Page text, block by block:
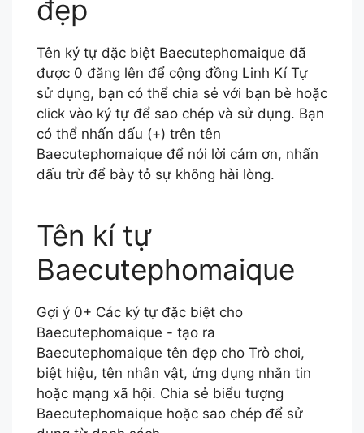
đẹp
Tên ký tự đặc biệt Baecutephomaique đã
được 0 đăng lên để cộng đồng Linh Kí Tự
sử dụng, bạn có thể chia sẻ với bạn bè hoặc
click vào ký tự để sao chép và sử dụng. Bạn
có thể nhấn dấu (+) trên tên
Baecutephomaique để nói lời cảm ơn, nhấn
dấu trừ để bày tỏ sự không hài lòng.
Tên kí tự
Baecutephomaique
Gợi ý 0+ Các ký tự đặc biệt cho
Baecutephomaique - tạo ra
Baecutephomaique tên đẹp cho Trò chơi,
biệt hiệu, tên nhân vật, ứng dụng nhắn tin
hoặc mạng xã hội. Chia sẻ biểu tượng
Baecutephomaique hoặc sao chép để sử